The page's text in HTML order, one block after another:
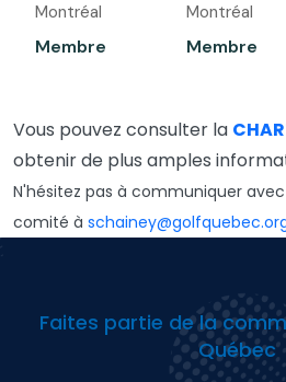
Montréal
Membre
Montréal
Membre
Vous pouvez consulter la
obtenir de plus amples
N'hésitez pas à communiquer
comité à
Faites partie de la
Québec